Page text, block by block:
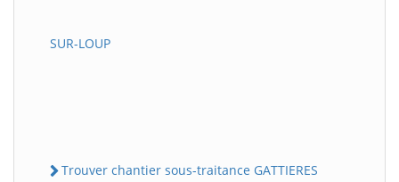
SUR-LOUP
Trouver chantier sous-traitance GATTIERES